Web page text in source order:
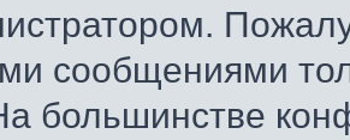
сообщениями
большинстве